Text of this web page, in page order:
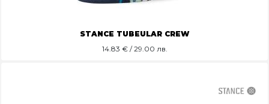
STANCE TUBEULAR CREW
14.83 € / 29.00 лв.